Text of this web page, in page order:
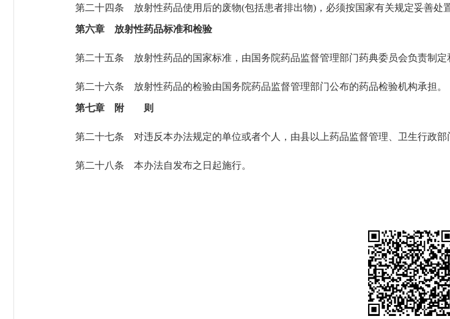
第二十四条 放射性药品使用后的废物(包括患者排出物)，必须按国家有关规定妥善处置
第六章 放射性药品标准和检验
第二十五条 放射性药品的国家标准，由国务院药品监督管理部门药典委员会负责制
第二十六条 放射性药品的检验由国务院药品监督管理部门公布的药品检验机构承担。
第七章 附 则
第二十七条 对违反本办法规定的单位或者个人，由县以上药品监督管理、卫生行政
第二十八条 本办法自发布之日起施行。